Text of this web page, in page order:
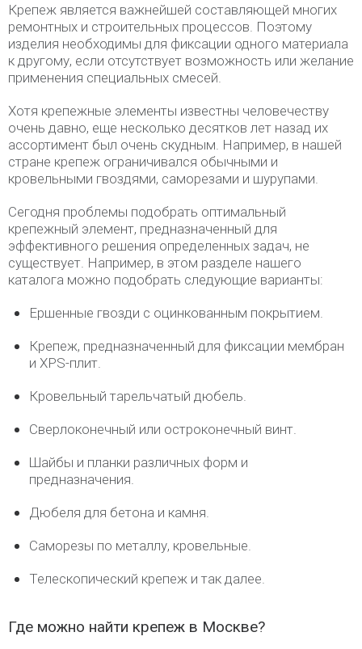
Крепеж является важнейшей составляющей многих
ремонтных и строительных процессов. Поэтому
изделия необходимы для фиксации одного материала
к другому, если отсутствует возможность или желание
применения специальных смесей.
Хотя крепежные элементы известны человечеству
очень давно, еще несколько десятков лет назад их
ассортимент был очень скудным. Например, в нашей
стране крепеж ограничивался обычными и
кровельными гвоздями, саморезами и шурупами.
Сегодня проблемы подобрать оптимальный
крепежный элемент, предназначенный для
эффективного решения определенных задач, не
существует. Например, в этом разделе нашего
каталога можно подобрать следующие варианты:
Ершенные гвозди с оцинкованным покрытием.
Крепеж, предназначенный для фиксации мембран
и XPS-плит.
Кровельный тарельчатый дюбель.
Сверлоконечный или остроконечный винт.
Шайбы и планки различных форм и
предназначения.
Дюбеля для бетона и камня.
Саморезы по металлу, кровельные.
Телескопический крепеж и так далее.
Где можно найти крепеж в Москве?